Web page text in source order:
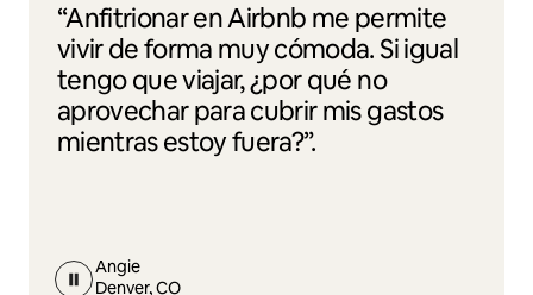
“Anfitrionar en Airbnb me permite
vivir de forma muy cómoda. Si igual
tengo que viajar, ¿por qué no
aprovechar para cubrir mis gastos
mientras estoy fuera?”.
Angie
Denver, CO